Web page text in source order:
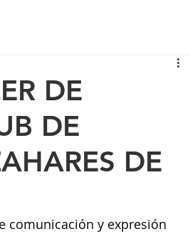
DE
DE
DE
comunicación y expresión